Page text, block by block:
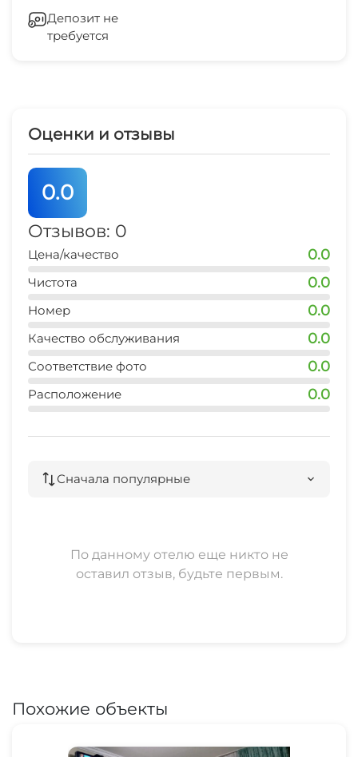
Депозит не
требуется
Оценки и отзывы
0.0
Отзывов: 0
Цена/качество 0.0
Чистота 0.0
Номер 0.0
Качество обслуживания 0.0
Соответствие фото 0.0
Расположение 0.0
Сначала популярные
По данному отелю еще никто не
оставил отзыв, будьте первым.
Похожие объекты